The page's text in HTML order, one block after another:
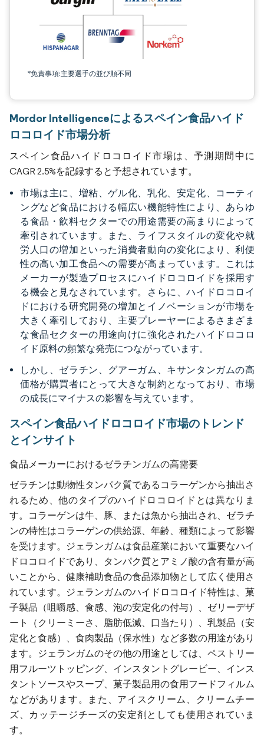
*免責事項:主要選手の並び順不同
Mordor Intelligenceによるスペイン食品ハイド
ロコロイド市場分析
スペイン食品ハイドロコロイド市場は、予測期間中に
CAGR 2.5%を記録すると予想されています。
市場は主に、増粘、ゲル化、乳化、安定化、コーティ
ングなど食品における幅広い機能特性により、あらゆ
る食品・飲料セクターでの用途需要の高まりによって
牽引されています。また、ライフスタイルの変化や就
労人口の増加といった消費者動向の変化により、利便
性の高い加工食品への需要が高まっています。これは
メーカーが製造プロセスにハイドロコロイドを採用す
る機会と見なされています。さらに、ハイドロコロイ
ドにおける研究開発の増加とイノベーションが市場を
大きく牽引しており、主要プレーヤーによるさまざま
な食品セクターの用途向けに強化されたハイドロコロ
イド原料の頻繁な発売につながっています。
しかし、ゼラチン、グアーガム、キサンタンガムの高
価格が購買者にとって大きな制約となっており、市場
の成長にマイナスの影響を与えています。
スペイン食品ハイドロコロイド市場のトレンド
とインサイト
食品メーカーにおけるゼラチンガムの高需要
ゼラチンは動物性タンパク質であるコラーゲンから抽出さ
れるため、他のタイプのハイドロコロイドとは異なりま
す。コラーゲンは牛、豚、または魚から抽出され、ゼラチ
ンの特性はコラーゲンの供給源、年齢、種類によって影響
を受けます。ジェランガムは食品産業において重要なハイ
ドロコロイドであり、タンパク質とアミノ酸の含有量が高
いことから、健康補助食品の食品添加物として広く使用さ
れています。ジェランガムのハイドロコロイド特性は、菓
子製品（咀嚼感、食感、泡の安定化の付与）、ゼリーデザ
ート（クリーミーさ、脂肪低減、口当たり）、乳製品（安
定化と食感）、食肉製品（保水性）など多数の用途があり
ます。ジェランガムのその他の用途としては、ペストリー
用フルーツトッピング、インスタントグレービー、インス
タントソースやスープ、菓子製品用の食用フードフィルム
などがあります。また、アイスクリーム、クリームチー
ズ、カッテージチーズの安定剤としても使用されていま
す。